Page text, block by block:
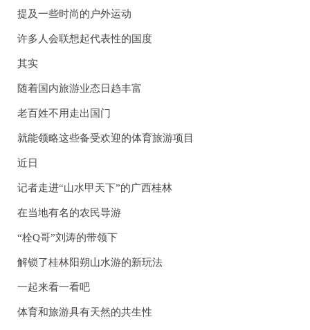
提及一些时尚的户外运动
许多人会联想起代表性的国度
其实
随着国内旅游业态日趋丰富
老百姓不用走出国门
就能领略这些备受欢迎的体育旅游项目
近日
记者走进“山水甲天下”的广西桂林
在当地有名的农民导游
“栓Q哥”刘涛的带领下
解锁了桂林阳朔山水游的新玩法
一起来看一看吧
体育和旅游具有天然的共生性